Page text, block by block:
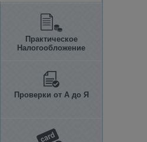
Практическое
Налогообложение
Проверки от А до Я